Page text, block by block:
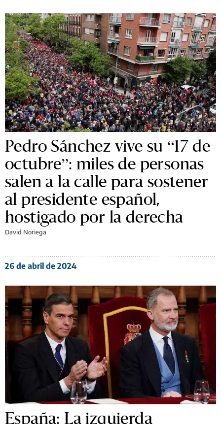
Pedro Sánchez vive su “17 de
octubre”: miles de personas
salen a la calle para sostener
al presidente español,
hostigado por la derecha
David Noriega
26 de abril de 2024
España: La izquierda